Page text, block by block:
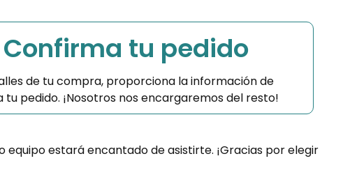
Confirma tu pedido
de tu compra, proporciona la información de
tu pedido. ¡Nosotros nos encargaremos del resto!
equipo estará encantado de asistirte. ¡Gracias por elegir